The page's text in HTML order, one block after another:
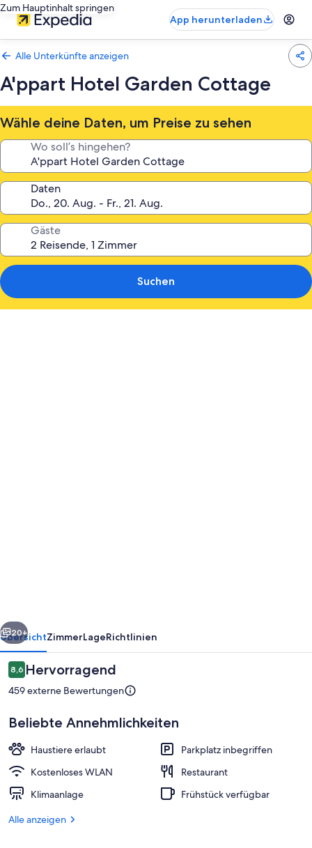
Zum Hauptinhalt springen
App herunterladen
Alle Unterkünfte anzeigen
A'ppart Hotel Garden Cottage
Wähle deine Daten, um Preise zu sehen
Wo soll’s hingehen?
Daten
Gäste
Suchen
Weiter
20+
ÜbersichtZimmerLageRichtlinien
Bewertungen
8,68,6 von 10.
Hervorragend
459 externe Bewertungen
Beliebte Annehmlichkeiten
Haustiere erlaubt
Parkplatz inbegriffen
Kostenloses WLAN
Restaurant
Klimaanlage
Frühstück verfügbar
Alle anzeigen